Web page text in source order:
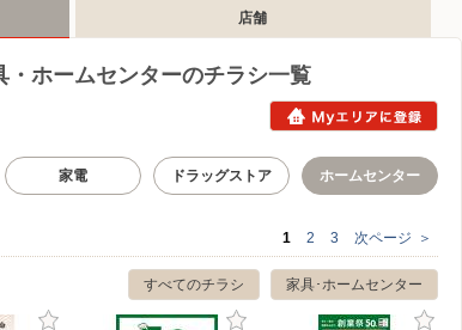
店舗
ホームセンターのチラシ一覧
家電 ドラッグストア ホームセンター
1 2 3 次ページ ＞
家具･ホームセンター
すべてのチラシ